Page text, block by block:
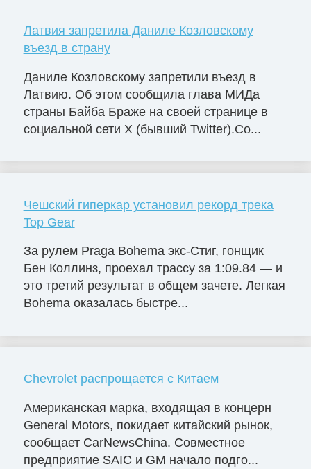
Латвия запретила Даниле Козловскому
въезд в страну
Даниле Козловскому запретили въезд в
Латвию. Об этом сообщила глава МИДа
страны Байба Браже на своей странице в
социальной сети X (бывший Twitter).Со...
Чешский гиперкар установил рекорд трека
Top Gear
За рулем Praga Bohema экс-Стиг, гонщик
Бен Коллинз, проехал трассу за 1:09.84 — и
это третий результат в общем зачете. Легкая
Bohema оказалась быстре...
Chevrolet распрощается с Китаем
Американская марка, входящая в концерн
General Motors, покидает китайский рынок,
сообщает CarNewsChina. Совместное
предприятие SAIC и GM начало подго...